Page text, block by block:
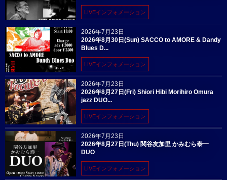
LIVEインフォメーション
2026年7月23日
2026年8月30日(Sun) SACCO to AMORE & Dandy
Blues D...
LIVEインフォメーション
2026年7月23日
2026年8月27日(Fri) Shiori Hibi Morihiro Omura
jazz DUO...
LIVEインフォメーション
2026年7月23日
2026年8月27日(Thu) 関谷友加里 かみむら泰一
DUO
LIVEインフォメーション